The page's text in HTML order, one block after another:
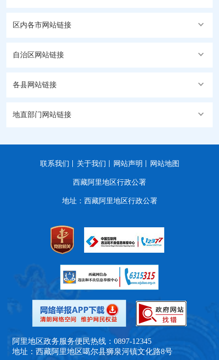
区内各市网站链接
自治区网站链接
各县网站链接
地直部门网站链接
联系我们 关于我们 网站声明 网站地图
西藏阿里地区行政公署
地址：西藏阿里地区行政公署
阿里地区政务服务便民热线：0897-12345
地址：西藏阿里地区噶尔县狮泉河镇文化路8号